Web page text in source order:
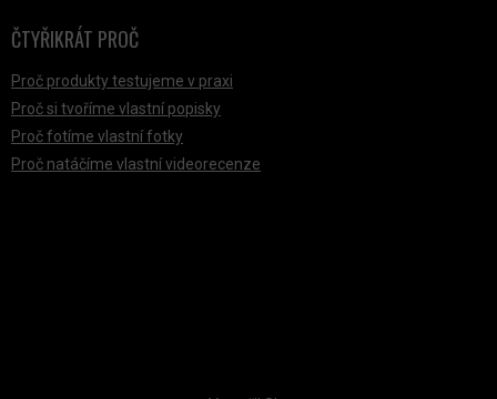
ČTYŘIKRÁT PROČ
Proč produkty testujeme v praxi
Proč si tvoříme vlastní popisky
Proč fotíme vlastní fotky
Proč natáčíme vlastní videorecenze